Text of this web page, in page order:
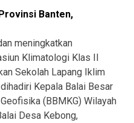
Banten,
meningkatkan
Klimatologi Klas II
Sekolah Lapang Iklim
Kepala Balai Besar
(BBMKG) Wilayah
Desa Kebong,